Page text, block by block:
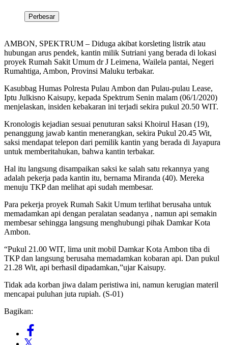
Perbesar
AMBON, SPEKTRUM – Diduga akibat korsleting listrik atau
hubungan arus pendek, kantin milik Sutriani yang berada di lokasi
proyek Rumah Sakit Umum dr J Leimena, Wailela pantai, Negeri
Rumahtiga, Ambon, Provinsi Maluku terbakar.
Kasubbag Humas Polresta Pulau Ambon dan Pulau-pulau Lease,
Iptu Julkisno Kaisupy, kepada Spektrum Senin malam (06/1/2020)
menjelaskan, insiden kebakaran ini terjadi sekira pukul 20.50 WIT.
Kronologis kejadian sesuai penuturan saksi Khoirul Hasan (19),
penanggung jawab kantin menerangkan, sekira Pukul 20.45 Wit,
saksi mendapat telepon dari pemilik kantin yang berada di Jayapura
untuk memberitahukan, bahwa kantin terbakar.
Hal itu langsung disampaikan saksi ke salah satu rekannya yang
adalah pekerja pada kantin itu, bernama Miranda (40). Mereka
menuju TKP dan melihat api sudah membesar.
Para pekerja proyek Rumah Sakit Umum terlihat berusaha untuk
memadamkan api dengan peralatan seadanya , namun api semakin
membesar sehingga langsung menghubungi pihak Damkar Kota
Ambon.
“Pukul 21.00 WIT, lima unit mobil Damkar Kota Ambon tiba di
TKP dan langsung berusaha memadamkan kobaran api. Dan pukul
21.28 Wit, api berhasil dipadamkan,”ujar Kaisupy.
Tidak ada korban jiwa dalam peristiwa ini, namun kerugian materil
mencapai puluhan juta rupiah. (S-01)
Bagikan: